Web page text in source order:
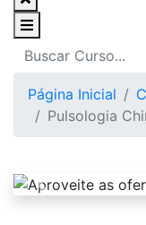
Página Inicial
Pulsologia